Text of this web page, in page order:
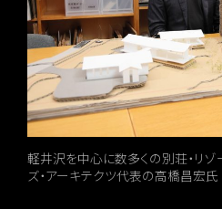
軽井沢を中心に数多くの別荘・リゾ
ズ・アーキテクツ代表の高橋昌宏氏